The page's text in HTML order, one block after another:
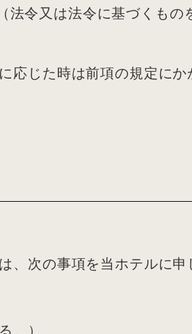
法令又は法令に基づくも
応じた時は前項の規定に
、次の事項を当ホテルに
。）